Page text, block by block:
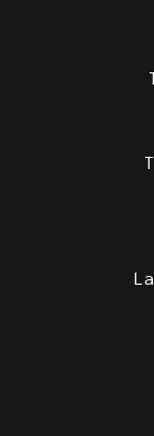
Más de 1.340